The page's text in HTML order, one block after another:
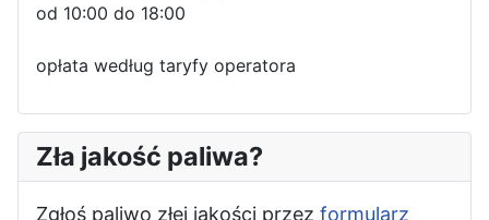
od 10:00 do 18:00
opłata według taryfy operatora
Zła jakość paliwa?
Zgłoś paliwo złej jakości przez formularz